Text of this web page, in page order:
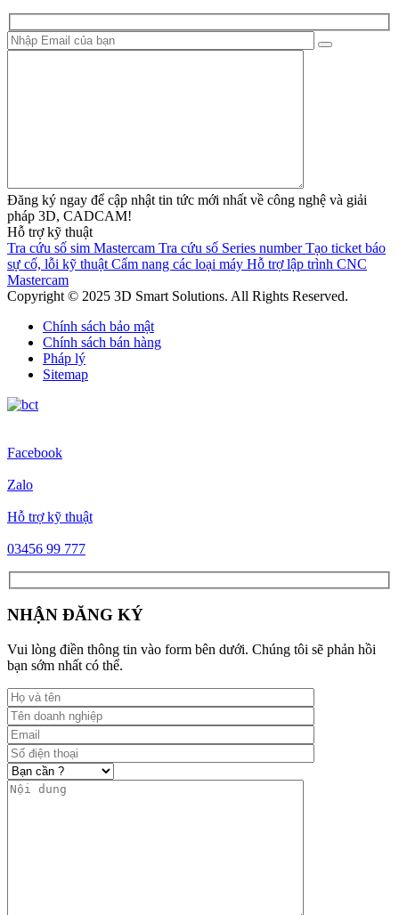
Đăng ký ngay để cập nhật tin tức mới nhất về công nghệ và giải
pháp 3D, CADCAM!
Hỗ trợ kỹ thuật
Tra cứu số sim Mastercam Tra cứu số Series number Tạo ticket báo
sự cố, lỗi kỹ thuật Cẩm nang các loại máy Hỗ trợ lập trình CNC
Mastercam
Copyright © 2025 3D Smart Solutions. All Rights Reserved.
Chính sách bảo mật
Chính sách bán hàng
Pháp lý
Sitemap
Facebook
Zalo
Hỗ trợ kỹ thuật
03456 99 777
NHẬN ĐĂNG KÝ
Vui lòng điền thông tin vào form bên dưới. Chúng tôi sẽ phản hồi
bạn sớm nhất có thể.